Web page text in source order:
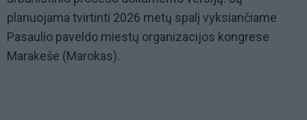
planuojama tvirtinti 2026 metų spalį vyksiančiame
Pasaulio paveldo miestų organizacijos kongrese
Marakeše (Marokas).